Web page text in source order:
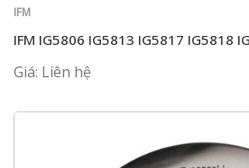
IFM
IFM IG5806 IG5813 IG5817 IG5818
Giá: Liên hệ